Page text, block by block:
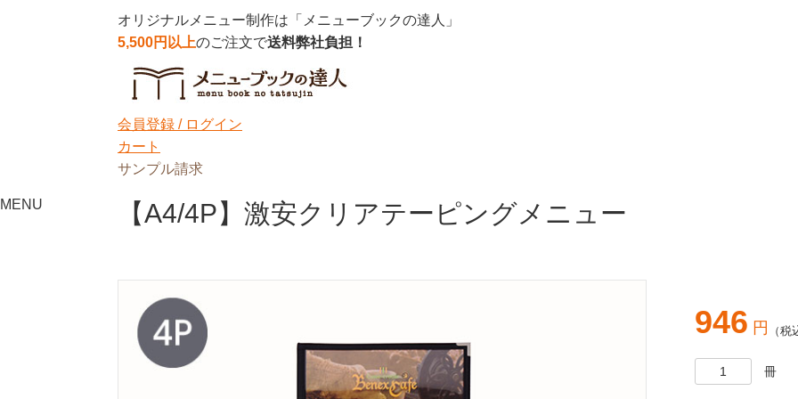
オリジナルメニュー制作は「メニューブックの達人」
5,500円以上のご注文で送料弊社負担！
会員登録 / ログイン
カート
サンプル請求
MENU 【A4/4P】激安クリアテーピングメニュー
946 円 （税
冊